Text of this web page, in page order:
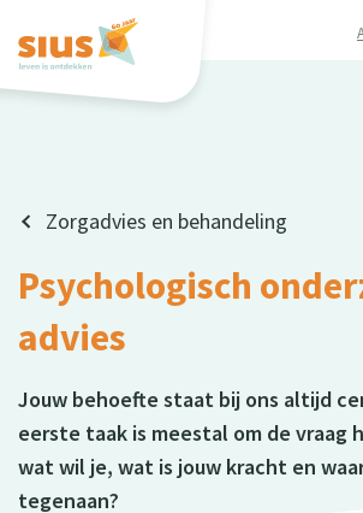
Zorgadvies en behandeling
Psychologisch
advies
Jouw behoefte staat bij ons altijd
eerste taak is meestal om de vraag
wat wil je, wat is jouw kracht en
tegenaan?